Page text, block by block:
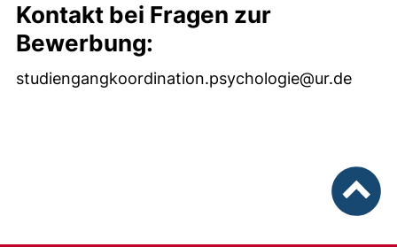
Kontakt bei Fragen zur
Bewerbung:
studiengangkoordination.psychologie@ur.de